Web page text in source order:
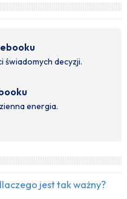
świadomych decyzji.
energia.
jest tak ważny?